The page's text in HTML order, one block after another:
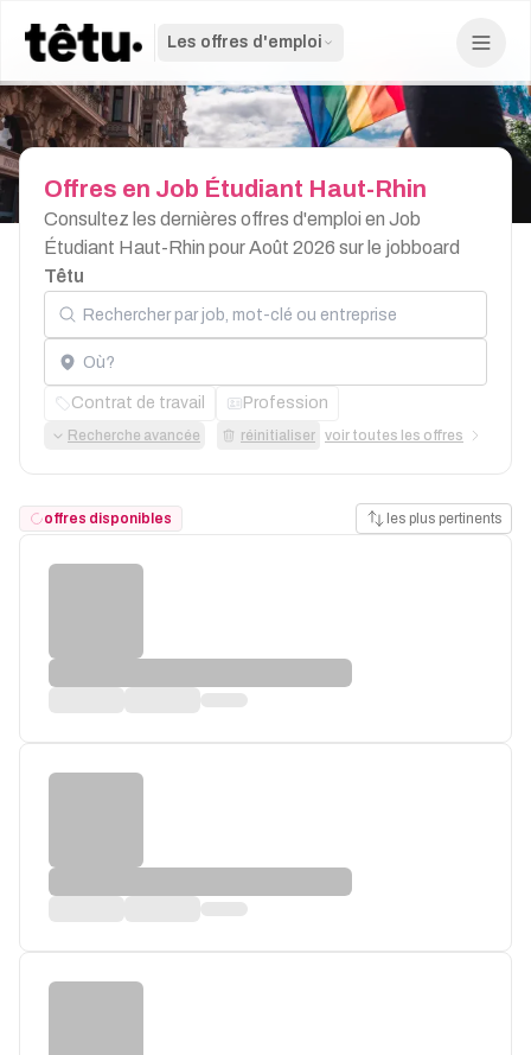
Les offres d'emploi
Offres en Job Étudiant Haut-Rhin
Consultez les dernières offres d'emploi en Job
Étudiant Haut-Rhin pour Août 2026 sur le jobboard
Têtu
Rechercher par job, mot-clé ou entreprise
Localisation
Contrat de travail Profession
Recherche avancée réinitialiser voir toutes les offres
offres disponibles les plus pertinents